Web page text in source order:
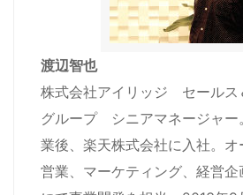
渡辺智也
株式会社アイリッジ セールス
グループ シニアマネージャー
業後、楽天株式会社に入社。
営業、マーケティング、経営